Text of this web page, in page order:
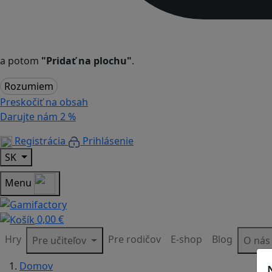
a potom "Pridať na plochu".
Rozumiem
Preskočiť na obsah
Darujte nám 2 %
Registrácia
Prihlásenie
SK
Menu
0,00 €
Hry
Pre učiteľov Pre rodičov E-shop Blog O nás
Domov